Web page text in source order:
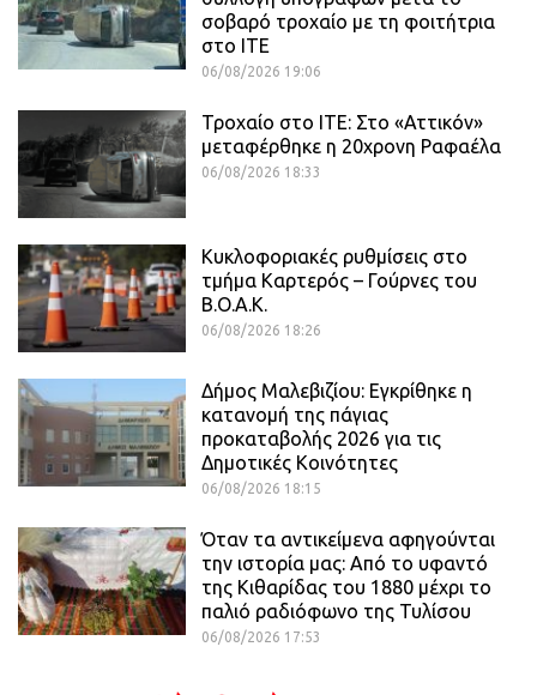
σοβαρό τροχαίο με τη φοιτήτρια
στο ΙΤΕ
06/08/2026 19:06
Τροχαίο στο ΙΤΕ: Στο «Αττικόν»
μεταφέρθηκε η 20χρονη Ραφαέλα
06/08/2026 18:33
Κυκλοφοριακές ρυθμίσεις στο
τμήμα Καρτερός – Γούρνες του
Β.Ο.Α.Κ.
06/08/2026 18:26
Δήμος Μαλεβιζίου: Εγκρίθηκε η
κατανομή της πάγιας
προκαταβολής 2026 για τις
Δημοτικές Κοινότητες
06/08/2026 18:15
Όταν τα αντικείμενα αφηγούνται
την ιστορία μας: Από το υφαντό
της Κιθαρίδας του 1880 μέχρι το
παλιό ραδιόφωνο της Τυλίσου
06/08/2026 17:53